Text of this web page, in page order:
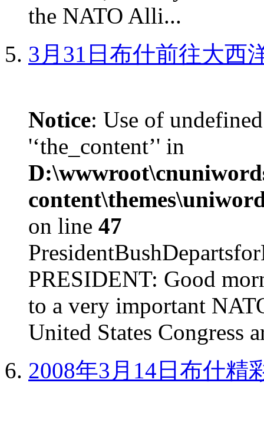
the NATO Alli...
3月31日布什前往大西
Notice: Use of
'‘the_content’' in
on line 47
PRESIDENT: Good
to a very important
United States Congress
2008年3月14日布什精